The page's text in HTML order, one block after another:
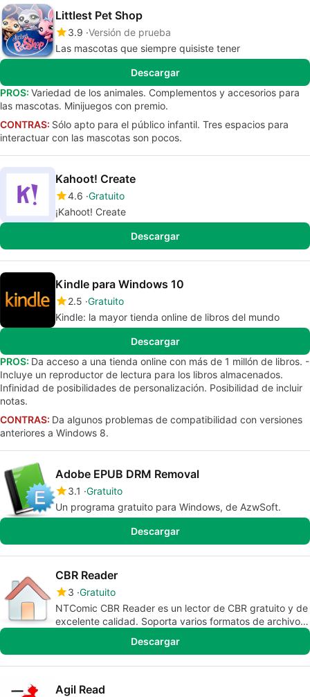
Littlest Pet Shop
3.9 Versión de prueba
Las mascotas que siempre quisiste tener
Descargar
PROS: Variedad de los animales. Complementos y accesorios para
las mascotas. Minijuegos con premio.
CONTRAS: Sólo apto para el público infantil. Tres espacios para
interactuar con las mascotas son pocos.
Kahoot! Create
4.6 Gratuito
¡Kahoot! Create
Descargar
Kindle para Windows 10
2.5 Gratuito
Kindle: la mayor tienda online de libros del mundo
Descargar
PROS: Da acceso a una tienda online con más de 1 millón de libros. -
Incluye un reproductor de lectura para los libros almacenados.
Infinidad de posibilidades de personalización. Posibilidad de incluir
notas.
CONTRAS: Da algunos problemas de compatibilidad con versiones
anteriores a Windows 8.
Adobe EPUB DRM Removal
3.1 Gratuito
Un programa gratuito para Windows, de AzwSoft.
Descargar
CBR Reader
3 Gratuito
NTComic CBR Reader es un lector de CBR gratuito y de
excelente calidad. Soporta varios formatos de archivos
Descargar
Agil Read